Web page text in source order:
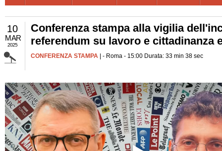
10
MAR
2025
Conferenza stampa alla vigilia
referendum su lavoro e cittadinanza
CONFERENZA STAMPA | - Roma - 15:00 Durata: 33 min 38 sec